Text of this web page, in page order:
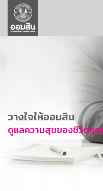
ลูกค้าธุรกิจ
ลูกค้าผู้ประกอบรายย่อ
การพัฒนาที่ยั่งยืน
ข่าวสาร
บริการทางการเงิน
อื่นๆ
วางใจให้ออมสิน
ดูแลความสุขของชีวิตคุณ